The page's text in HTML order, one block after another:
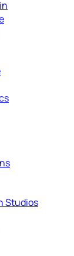
Studios